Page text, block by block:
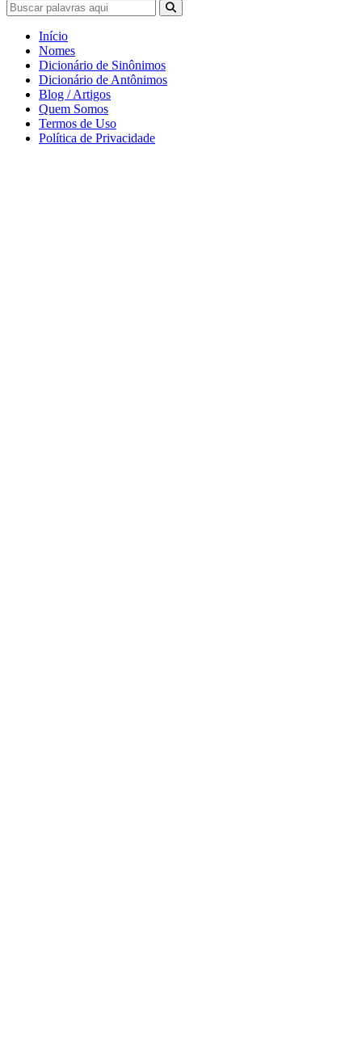
Início
Nomes
Dicionário de Sinônimos
Dicionário de Antônimos
Blog / Artigos
Quem Somos
Termos de Uso
Política de Privacidade